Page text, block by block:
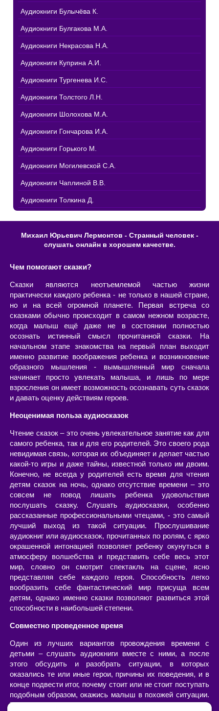
Аудиокниги Булычёва К.
Аудиокниги Булгакова М.А.
Аудиокниги Некрасова Н.А.
Аудиокниги Куприна А.И.
Аудиокниги Тургенева И.С.
Аудиокниги Толстого Л.Н.
Аудиокниги Шолохова М.А.
Аудиокниги Гончарова И.А.
Аудиокниги Горького М.
Аудиокниги Могилевской С.А.
Аудиокниги Чаплиной В.В.
Аудиокниги Толкина Д.
Михаил Юрьевич Лермонтов - Странный человек -
слушать онлайн в хорошем качестве.
Чем помогают сказки?
Сказки являются неотъемлемой частью жизни
практически каждого ребенка - не только в нашей стране,
но и на всей огромной планете. Первая встреча со
сказками обычно происходит в самом нежном возрасте,
когда малыш ещё даже не в состоянии полностью
осознать истинный смысл прочитанной сказки. На
начальном этапе знакомства на первый план выходит
именно развитие воображения ребенка и возникновение
образного мышления - вымышленный мир сначала
начинает просто увлекать малыша, и лишь по мере
взросления он имеет возможность осознавать суть сказок
и давать оценку действиям героев.
Неоценимая польза аудиосказок
Чтение сказок – это очень увлекательное занятие как для
самого ребенка, так и для его родителей. Это своего рода
невидимая связь, которая их объединяет и делает частью
какой-то игры и даже тайны, известной только им двоим.
Конечно, не всегда у родителей есть время для чтения
детям сказок на ночь, однако отсутствие времени – это
совсем не повод лишать ребенка удовольствия
послушать сказку. Слушать аудиосказки, особенно
рассказанные профессиональными чтецами, - это самый
лучший выход из такой ситуации. Прослушивание
аудиокниг или аудиосказок, прочитанных по ролям, с ярко
окрашенной интонацией позволяет ребенку окунуться в
атмосферу волшебства и представить себе весь этот
мир, словно он смотрит спектакль на сцене, ясно
представляя себе каждого героя. Способность легко
вообразить себе фантастический мир присуща всем
детям, однако именно сказки позволяют развиться этой
способности в наибольшей степени.
Совместно проведенное время
Один из лучших вариантов провождения времени с
детьми – слушать аудиокниги вместе с ними, а после
этого обсудить и разобрать ситуации, в которых
оказались те или иные герои, причины их поведения, и в
конце подвести итог, почему стоит или не стоит поступать
подобным образом, окажись малыш в похожей ситуации.
Такой «разбор» очень интересен сам по себе, позволяет